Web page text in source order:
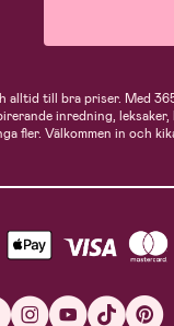
alltid till bra priser. Med
inredning,
fler. Välkommen in och